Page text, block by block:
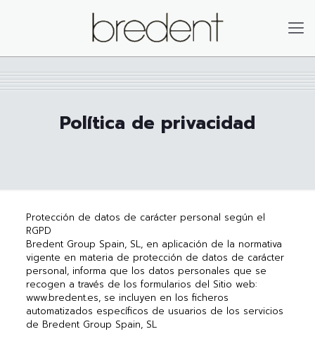
Política de privacidad
Protección de datos de carácter personal según el
RGPD
Bredent Group Spain, SL, en aplicación de la normativa
vigente en materia de protección de datos de carácter
personal, informa que los datos personales que se
recogen a través de los formularios del Sitio web:
www.bredent.es, se incluyen en los ficheros
automatizados específicos de usuarios de los servicios
de Bredent Group Spain, SL